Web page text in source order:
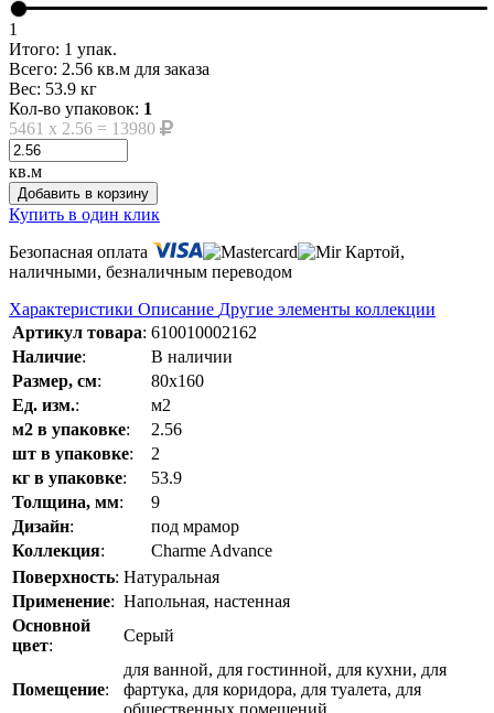
1
Итого: 1 упак.
Всего: 2.56 кв.м для заказа
Вес: 53.9 кг
Кол-во упаковок: 1
5461 x 2.56 = 13980
кв.м
Добавить в корзину
Купить в один клик
Безопасная оплата
Картой,
наличными, безналичным переводом
Характеристики Описание Другие элементы коллекции
Артикул товара: 610010002162
Наличие:
В наличии
Размер, см:
80x160
Ед. изм.:
м2
м2 в упаковке:
2.56
шт в упаковке:
2
кг в упаковке:
53.9
Толщина, мм:
9
Дизайн:
под мрамор
Коллекция:
Charme Advance
Поверхность: Натуральная
Применение: Напольная, настенная
Основной
цвет:
Серый
Помещение:
для ванной, для гостинной, для кухни, для
фартука, для коридора, для туалета, для